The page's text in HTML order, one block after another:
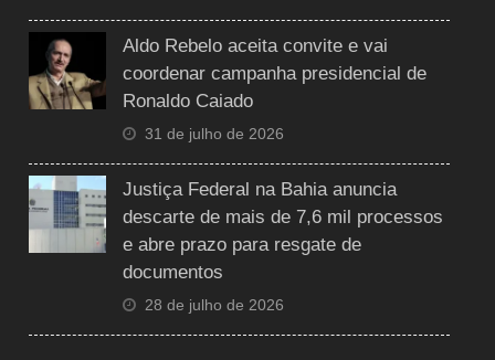
Aldo Rebelo aceita convite e vai
coordenar campanha presidencial de
Ronaldo Caiado
31 de julho de 2026
Justiça Federal na Bahia anuncia
descarte de mais de 7,6 mil processos
e abre prazo para resgate de
documentos
28 de julho de 2026